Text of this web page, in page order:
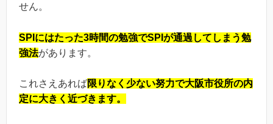
せん。
SPIにはたった3時間の勉強でSPIが通過してしまう勉
強法があります。
これさえあれば限りなく少ない努力で大阪市役所の内
定に大きく近づきます。